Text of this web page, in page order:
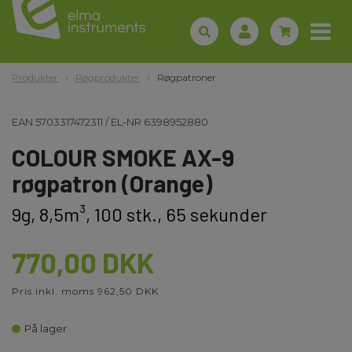
Produkter Røgprodukter Røgpatroner
EAN 5703317472311 /EL-NR 6398952880
COLOUR SMOKE AX-9
røgpatron (Orange)
9g, 8,5m³, 100 stk., 65 sekunder
770,00 DKK
Pris inkl. moms 962,50 DKK
På lager